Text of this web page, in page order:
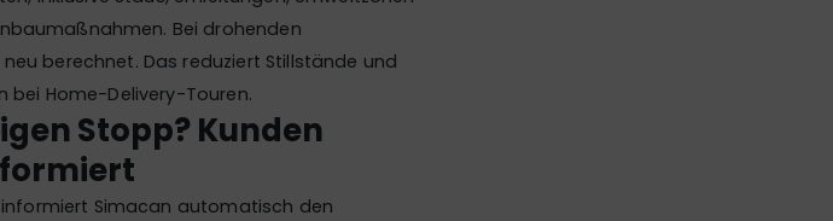
Bei drohenden
berechnet. Das reduziert Stillstände und
bei Home-Delivery-Touren.
Stopp? Kunden
Simacan automatisch den